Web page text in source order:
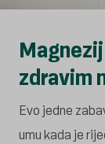
zdravim
Evo jedne
umu kada je